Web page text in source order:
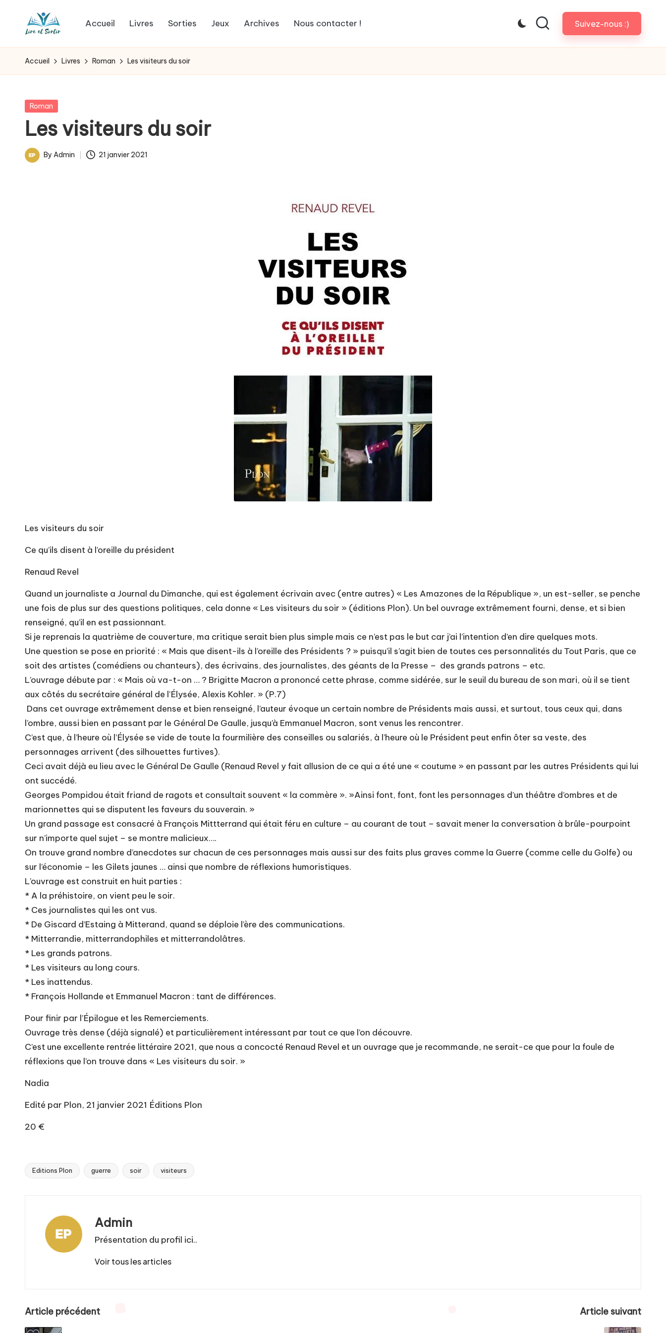
L
i
e
e
t
livres
pour
les
goûts,
des
pour
Accueil Livres Sorties Jeux Archives Nous contacter ! Suivez-nous :)
Accueil Livres Roman Les visiteurs du soir
Posted
Roman
Les visiteurs du soir
Posted
By Admin 21 janvier 2021
Les visiteurs du soir
Ce qu’ils disent à l’oreille du président
Renaud Revel
Quand un journaliste a Journal du Dimanche, qui est également écrivain avec (entre autres) « Les Amazones de la République », un est-seller, se penche
une fois de plus sur des questions politiques, cela donne « Les visiteurs du soir » (éditions Plon). Un bel ouvrage extrêmement fourni, dense, et si bien
renseigné, qu’il en est passionnant.
Si je reprenais la quatrième de couverture, ma critique serait bien plus simple mais ce n’est pas le but car j’ai l’intention d’en dire quelques mots.
Une question se pose en priorité : « Mais que disent-ils à l’oreille des Présidents ? » puisqu’il s’agit bien de toutes ces personnalités du Tout Paris, que ce
soit des artistes (comédiens ou chanteurs), des écrivains, des journalistes, des géants de la Presse – des grands patrons – etc.
L’ouvrage débute par : « Mais où va-t-on … ? Brigitte Macron a prononcé cette phrase, comme sidérée, sur le seuil du bureau de son mari, où il se tient
aux côtés du secrétaire général de l’Élysée, Alexis Kohler. » (P.7)
Dans cet ouvrage extrêmement dense et bien renseigné, l’auteur évoque un certain nombre de Présidents mais aussi, et surtout, tous ceux qui, dans
l’ombre, aussi bien en passant par le Général De Gaulle, jusqu’à Emmanuel Macron, sont venus les rencontrer.
C’est que, à l’heure où l’Élysée se vide de toute la fourmilière des conseilles ou salariés, à l’heure où le Président peut enfin ôter sa veste, des
personnages arrivent (des silhouettes furtives).
Ceci avait déjà eu lieu avec le Général De Gaulle (Renaud Revel y fait allusion de ce qui a été une « coutume » en passant par les autres Présidents qui lui
ont succédé.
Georges Pompidou était friand de ragots et consultait souvent « la commère ». »Ainsi font, font, font les personnages d’un théâtre d’ombres et de
marionnettes qui se disputent les faveurs du souverain. »
Un grand passage est consacré à François Mittterrand qui était féru en culture – au courant de tout – savait mener la conversation à brûle-pourpoint
sur n’importe quel sujet – se montre malicieux….
On trouve grand nombre d’anecdotes sur chacun de ces personnages mais aussi sur des faits plus graves comme la Guerre (comme celle du Golfe) ou
sur l’économie – les Gilets jaunes … ainsi que nombre de réflexions humoristiques.
L’ouvrage est construit en huit parties :
* A la préhistoire, on vient peu le soir.
* Ces journalistes qui les ont vus.
* De Giscard d’Estaing à Mitterand, quand se déploie l’ère des communications.
* Mitterrandie, mitterrandophiles et mitterrandolâtres.
* Les grands patrons.
* Les visiteurs au long cours.
* Les inattendus.
* François Hollande et Emmanuel Macron : tant de différences.
Pour finir par l’Épilogue et les Remerciements.
Ouvrage très dense (déjà signalé) et particulièrement intéressant par tout ce que l’on découvre.
C’est une excellente rentrée littéraire 2021, que nous a concocté Renaud Revel et un ouvrage que je recommande, ne serait-ce que pour la foule de
réflexions que l’on trouve dans « Les visiteurs du soir. »
Nadia
Edité par Plon, 21 janvier 2021 Éditions Plon
20 €
Tags:
Editions Plon guerre soir visiteurs
Admin
Présentation du profil ici..
Voir tous les articles
Post
Article précédent Article suivant